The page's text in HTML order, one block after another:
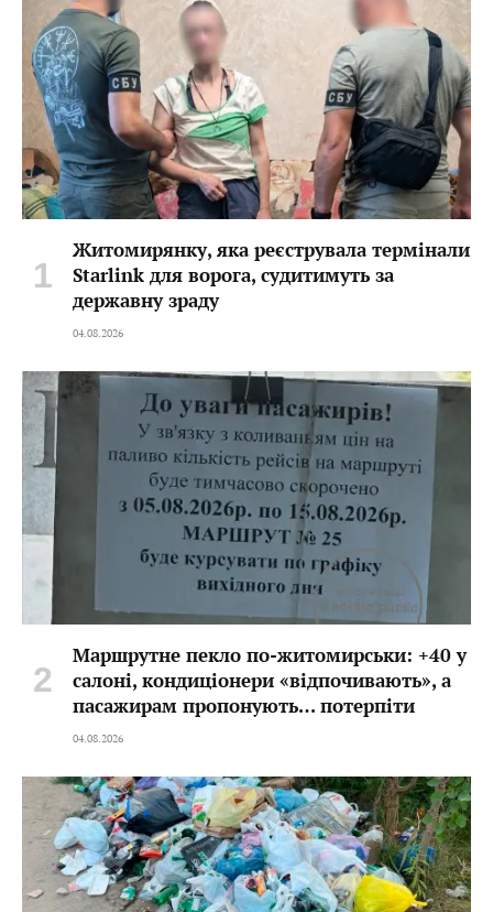
Житомирянку, яка реєструвала термінали
Starlink для ворога, судитимуть за
державну зраду
04.08.2026
Маршрутне пекло по-житомирськи: +40 у
салоні, кондиціонери «відпочивають», а
пасажирам пропонують… потерпіти
04.08.2026